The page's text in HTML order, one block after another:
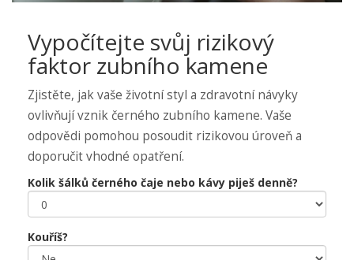
Vypočítejte svůj rizikový
faktor zubního kamene
Zjistěte, jak vaše životní styl a zdravotní návyky
ovlivňují vznik černého zubního kamene. Vaše
odpovědi pomohou posoudit rizikovou úroveň a
doporučit vhodné opatření.
Kolik šálků černého čaje nebo kávy piješ denně?
Kouříš?